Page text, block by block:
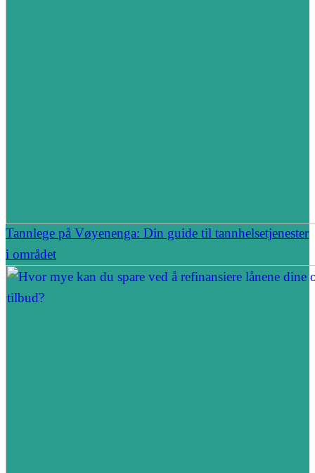
Tannlege på Vøyenenga: Din guide til tannhelsetjenester
i området